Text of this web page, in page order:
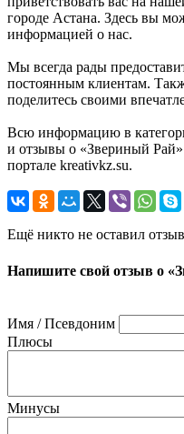
городе Астана. Здесь вы
информацией о нас.
Мы всегда рады
постоянным клиентам.
поделитесь своими
Всю информацию в
и отзывы о «Звериный
портале kreativkz.su.
Ещё никто не оставил
Напишите свой отзыв о
Имя / Псевдоним
Плюсы
Минусы